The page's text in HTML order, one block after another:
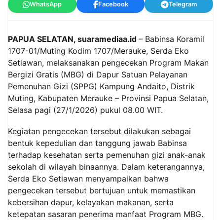
WhatsApp Facebook Telegram
PAPUA SELATAN, suaramediaa.id – Babinsa Koramil
1707-01/Muting Kodim 1707/Merauke, Serda Eko
Setiawan, melaksanakan pengecekan Program Makan
Bergizi Gratis (MBG) di Dapur Satuan Pelayanan
Pemenuhan Gizi (SPPG) Kampung Andaito, Distrik
Muting, Kabupaten Merauke – Provinsi Papua Selatan,
Selasa pagi (27/1/2026) pukul 08.00 WIT.
Kegiatan pengecekan tersebut dilakukan sebagai
bentuk kepedulian dan tanggung jawab Babinsa
terhadap kesehatan serta pemenuhan gizi anak-anak
sekolah di wilayah binaannya. Dalam keterangannya,
Serda Eko Setiawan menyampaikan bahwa
pengecekan tersebut bertujuan untuk memastikan
kebersihan dapur, kelayakan makanan, serta
ketepatan sasaran penerima manfaat Program MBG.